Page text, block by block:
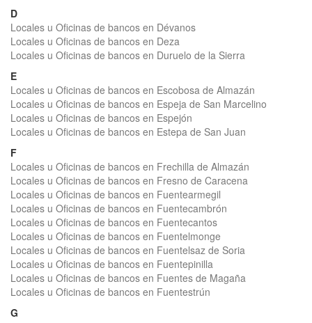
D
Locales u Oficinas de bancos en Dévanos
Locales u Oficinas de bancos en Deza
Locales u Oficinas de bancos en Duruelo de la Sierra
E
Locales u Oficinas de bancos en Escobosa de Almazán
Locales u Oficinas de bancos en Espeja de San Marcelino
Locales u Oficinas de bancos en Espejón
Locales u Oficinas de bancos en Estepa de San Juan
F
Locales u Oficinas de bancos en Frechilla de Almazán
Locales u Oficinas de bancos en Fresno de Caracena
Locales u Oficinas de bancos en Fuentearmegil
Locales u Oficinas de bancos en Fuentecambrón
Locales u Oficinas de bancos en Fuentecantos
Locales u Oficinas de bancos en Fuentelmonge
Locales u Oficinas de bancos en Fuentelsaz de Soria
Locales u Oficinas de bancos en Fuentepinilla
Locales u Oficinas de bancos en Fuentes de Magaña
Locales u Oficinas de bancos en Fuentestrún
G